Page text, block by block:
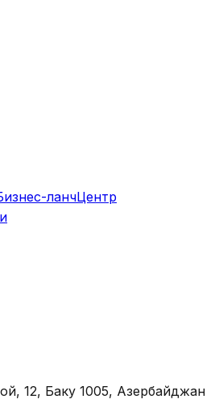
ланчЦентр
12, Баку 1005, Азербайджан